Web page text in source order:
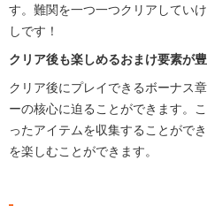
す。難関を一つ一つクリアしてい
しです！
クリア後も楽しめるおまけ要素が
クリア後にプレイできるボーナス
ーの核心に迫ることができます。
ったアイテムを収集することがで
を楽しむことができます。